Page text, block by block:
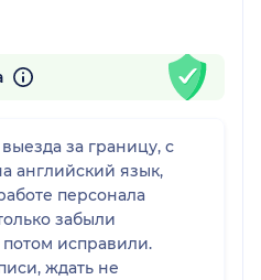
за границу, с
английский язык,
персонала
забыли
потом исправили.
ждать не